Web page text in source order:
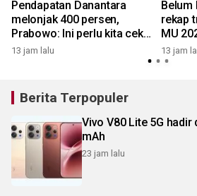
Pendapatan Danantara
melonjak 400 persen,
Prabowo: Ini perlu kita cek
dan audit
13 jam lalu
Belum
rekap
MU
13 jam
Berita Terpopuler
Vivo V80 Lite 5G
mAh
23 jam lalu